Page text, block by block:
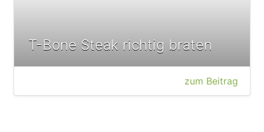
T-Bone Steak richtig braten
zum Beitrag